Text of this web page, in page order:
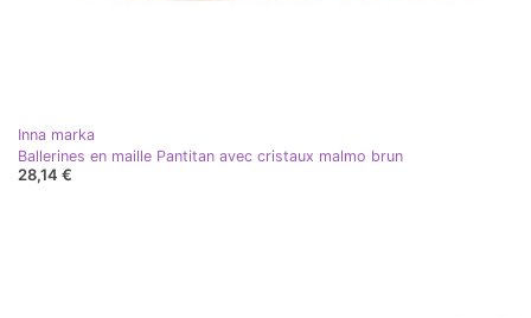
Inna marka
Ballerines en maille Pantitan avec cristaux malmo brun
28,14 €